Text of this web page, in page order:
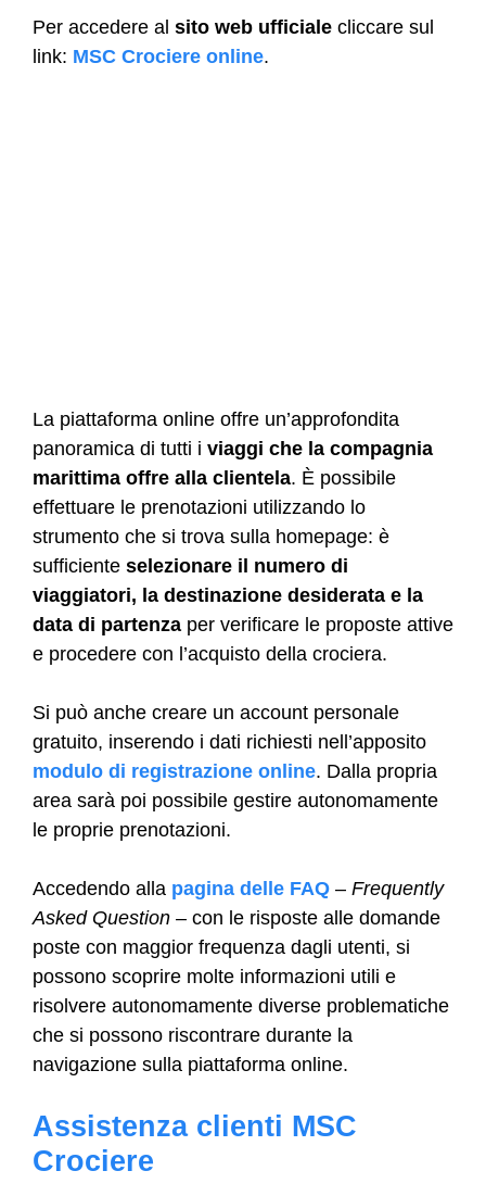
Per accedere al sito web ufficiale cliccare sul
link: MSC Crociere online.
La piattaforma online offre un’approfondita
panoramica di tutti i viaggi che la compagnia
marittima offre alla clientela. È possibile
effettuare le prenotazioni utilizzando lo
strumento che si trova sulla homepage: è
sufficiente selezionare il numero di
viaggiatori, la destinazione desiderata e la
data di partenza per verificare le proposte attive
e procedere con l’acquisto della crociera.
Si può anche creare un account personale
gratuito, inserendo i dati richiesti nell’apposito
modulo di registrazione online. Dalla propria
area sarà poi possibile gestire autonomamente
le proprie prenotazioni.
Accedendo alla pagina delle FAQ – Frequently
Asked Question – con le risposte alle domande
poste con maggior frequenza dagli utenti, si
possono scoprire molte informazioni utili e
risolvere autonomamente diverse problematiche
che si possono riscontrare durante la
navigazione sulla piattaforma online.
Assistenza clienti MSC
Crociere